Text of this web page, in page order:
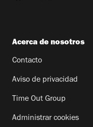
Acerca de nosotros
Contacto
Aviso de privacidad
Time Out Group
Administrar cookies